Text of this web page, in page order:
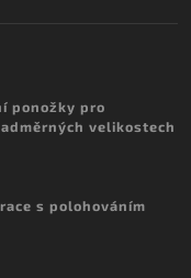
ponožky pro
velikostech
s polohováním